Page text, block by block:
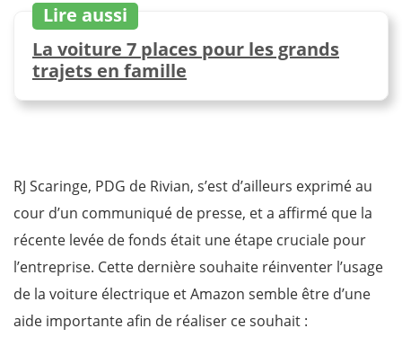
Lire aussi
La voiture 7 places pour les grands
trajets en famille
RJ Scaringe, PDG de Rivian, s’est d’ailleurs exprimé au
cour d’un communiqué de presse, et a affirmé que la
récente levée de fonds était une étape cruciale pour
l’entreprise. Cette dernière souhaite réinventer l’usage
de la voiture électrique et Amazon semble être d’une
aide importante afin de réaliser ce souhait :